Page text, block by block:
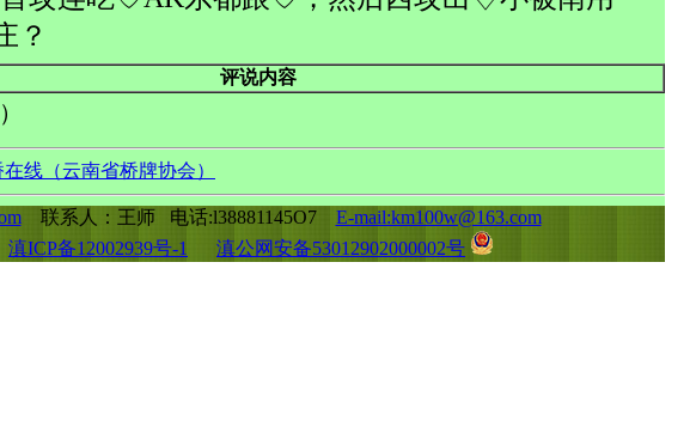
？
评说内容
线（云南省桥牌协会）
联系人：王师 电话:l38881145O7 E-mail:km100w@163.com
滇ICP备12002939号-1 滇公网安备53012902000002号